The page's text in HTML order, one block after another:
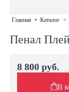
главная • каталог >
Пенал
8 800 руб.
В